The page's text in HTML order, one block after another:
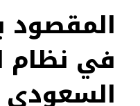
المقصود
في نظام
السعودي